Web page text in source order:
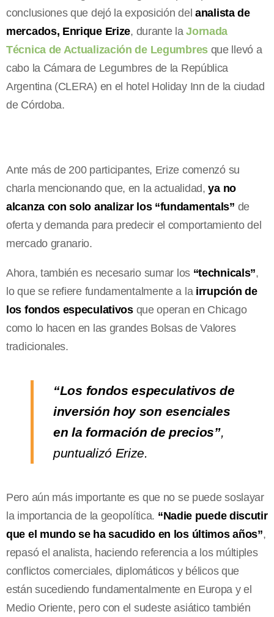
conclusiones que dejó la exposición delanalista de
mercados, Enrique Erize, durante laJornada
Técnica de Actualización de Legumbresque llevó a
cabo la Cámara de Legumbres de la República
Argentina (CLERA) en el hotel Holiday Inn de la ciudad
de Córdoba.
Ante más de 200 participantes, Erize comenzó su
charla mencionando que, en la actualidad,ya no
alcanza con solo analizar los “fundamentals” de
oferta y demanda para predecir el comportamiento del
mercado granario.
Ahora, también es necesario sumar los “technicals”,
lo que se refiere fundamentalmente a la irrupción de
los fondos especulativosque operan en Chicago
como lo hacen en las grandes Bolsas de Valores
tradicionales.
“Los fondos especulativos de
inversión hoy son esenciales
en la formación de precios”,
puntualizó Erize.
Pero aún más importante es que no se puede soslayar
la importancia de la geopolítica. “Nadie puede discutir
que el mundo se ha sacudido en los últimos años”,
repasó el analista, haciendo referencia a los múltiples
conflictos comerciales, diplomáticos y bélicos que
están sucediendo fundamentalmente en Europa y el
Medio Oriente, pero con el sudeste asiático también